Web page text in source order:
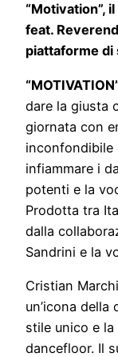
“Motivation”,
feat.
piattaforme di
dare la giusta
giornata con
inconfondibile
infiammare i
potenti e la
Prodotta tra
dalla
Sandrini e la
Cristian
un’icona
stile unico e
dancefloor. Il